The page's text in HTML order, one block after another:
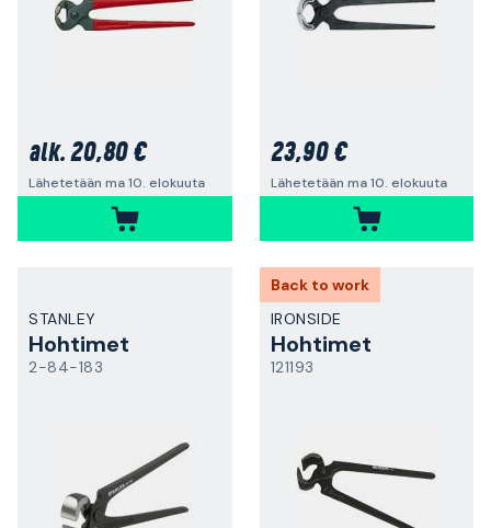
alk. 20,80 €
Lähetetään ma 10. elokuuta
23,90 €
Lähetetään ma 10. elokuuta
STANLEY
Hohtimet
2-84-183
Back to work
IRONSIDE
Hohtimet
121193